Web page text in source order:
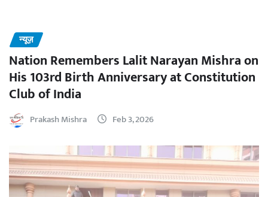
न्यूज़
Nation Remembers Lalit Narayan Mishra on
His 103rd Birth Anniversary at Constitution
Club of India
Prakash Mishra Feb 3, 2026